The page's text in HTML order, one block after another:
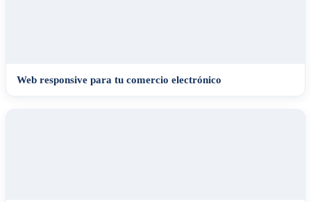
Web responsive para tu comercio electrónico